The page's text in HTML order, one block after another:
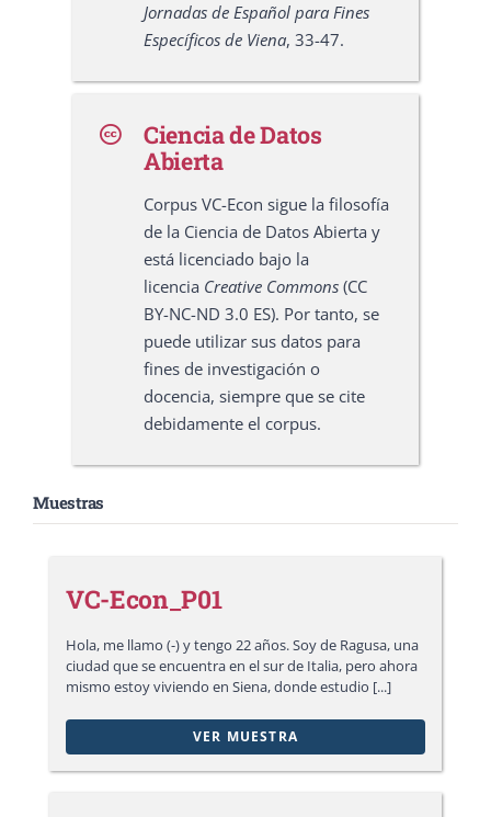
Jornadas de Español para Fines
Específicos de Viena, 33-47.
Ciencia de Datos
Abierta
Corpus VC-Econ sigue la filosofía
de la Ciencia de Datos Abierta y
está licenciado bajo la
licencia Creative Commons(CC
BY-NC-ND 3.0 ES). Por tanto, se
puede utilizar sus datos para
fines de investigación o
docencia, siempre que se cite
debidamente el corpus.
Muestras
VC-Econ_P01
Hola, me llamo (-) y tengo 22 años. Soy de Ragusa, una
ciudad que se encuentra en el sur de Italia, pero ahora
mismo estoy viviendo en Siena, donde estudio [...]
VER MUESTRA